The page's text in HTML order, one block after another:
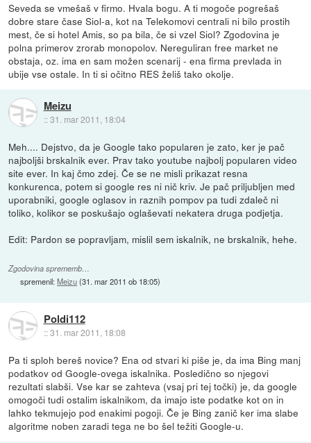
Seveda se vmešaš v firmo. Hvala bogu. A ti mogoče pogrešaš
dobre stare čase Siol-a, kot na Telekomovi centrali ni bilo prostih
mest, če si hotel Amis, so pa bila, če si vzel Siol? Zgodovina je
polna primerov zrorab monopolov. Nereguliran free market ne
obstaja, oz. ima en sam možen scenarij - ena firma prevlada in
ubije vse ostale. In ti si očitno RES želiš tako okolje.
Meizu
::31. mar 2011, 18:04
Meh.... Dejstvo, da je Google tako popularen je zato, ker je pač
najboljši brskalnik ever. Prav tako youtube najbolj popularen video
site ever. In kaj čmo zdej. Če se ne misli prikazat resna
konkurenca, potem si google res ni nič kriv. Je pač priljubljen med
uporabniki, google oglasov in raznih pompov pa tudi zdaleč ni
toliko, kolikor se poskušajo oglaševati nekatera druga podjetja.
Edit: Pardon se popravljam, mislil sem iskalnik, ne brskalnik, hehe.
Zgodovina sprememb…
spremenil:Meizu(31. mar 2011 ob 18:05)
Poldi112
::31. mar 2011, 18:08
Pa ti sploh bereš novice? Ena od stvari ki piše je, da ima Bing manj
podatkov od Google-ovega iskalnika. Posledično so njegovi
rezultati slabši. Vse kar se zahteva (vsaj pri tej točki) je, da google
omogoči tudi ostalim iskalnikom, da imajo iste podatke kot on in
lahko tekmujejo pod enakimi pogoji. Če je Bing zanič ker ima slabe
algoritme noben zaradi tega ne bo šel težiti Google-u.